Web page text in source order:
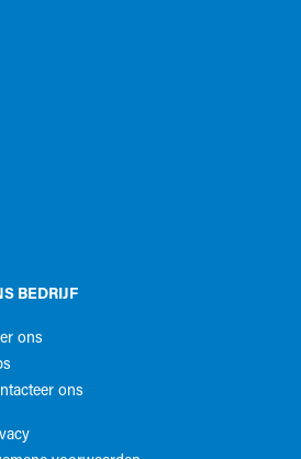
BEDRIJF
ons
ons